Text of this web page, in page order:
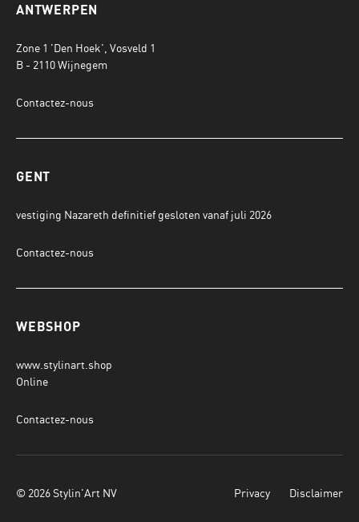
ANTWERPEN
Zone 1 'Den Hoek', Vosveld 1
B - 2110 Wijnegem
Contactez-nous
GENT
vestiging Nazareth definitief gesloten vanaf juli 2026
Contactez-nous
WEBSHOP
www.stylinart.shop
Online
Contactez-nous
© 2026 Stylin'Art NV Privacy Disclaimer